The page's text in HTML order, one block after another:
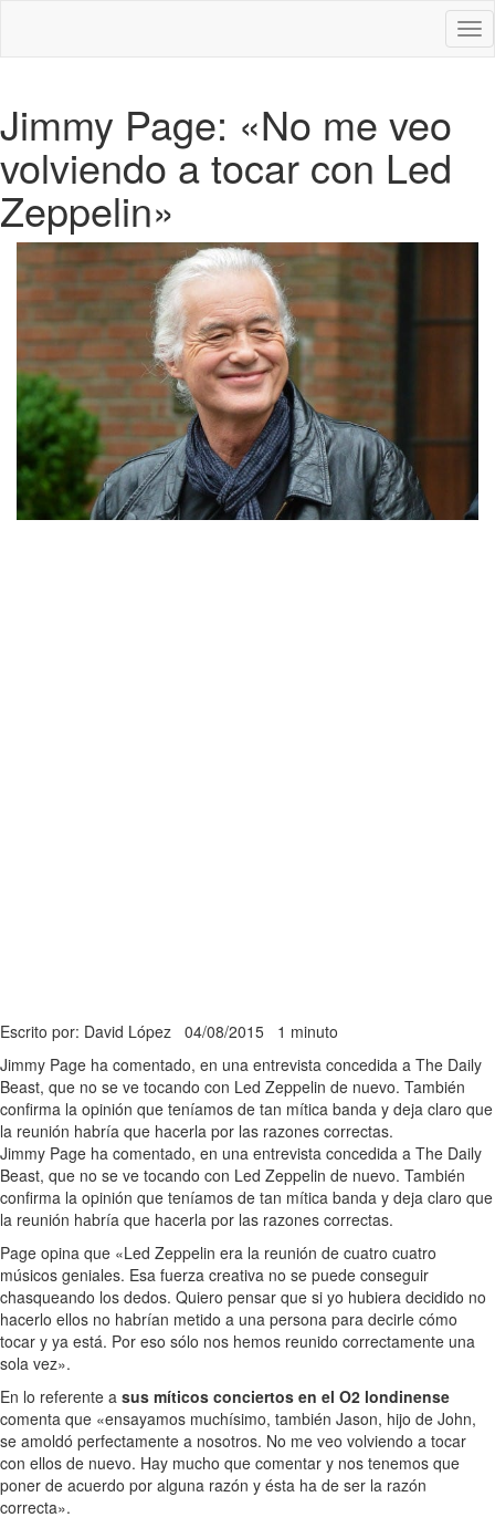
Jimmy Page: «No me veo
volviendo a tocar con Led
Zeppelin»
Escrito por: David López 04/08/2015 1 minuto
Jimmy Page ha comentado, en una entrevista concedida a The Daily
Beast, que no se ve tocando con Led Zeppelin de nuevo. También
confirma la opinión que teníamos de tan mítica banda y deja claro que
la reunión habría que hacerla por las razones correctas.
Jimmy Page ha comentado, en una entrevista concedida a The Daily
Beast, que no se ve tocando con Led Zeppelin de nuevo. También
confirma la opinión que teníamos de tan mítica banda y deja claro que
la reunión habría que hacerla por las razones correctas.
Page opina que «Led Zeppelin era la reunión de cuatro cuatro
músicos geniales. Esa fuerza creativa no se puede conseguir
chasqueando los dedos. Quiero pensar que si yo hubiera decidido no
hacerlo ellos no habrían metido a una persona para decirle cómo
tocar y ya está. Por eso sólo nos hemos reunido correctamente una
sola vez».
En lo referente a sus míticos conciertos en el O2 londinense
comenta que «ensayamos muchísimo, también Jason, hijo de John,
se amoldó perfectamente a nosotros. No me veo volviendo a tocar
con ellos de nuevo. Hay mucho que comentar y nos tenemos que
poner de acuerdo por alguna razón y ésta ha de ser la razón
correcta».